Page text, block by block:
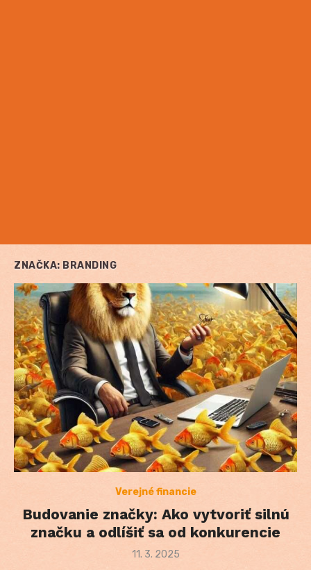
ZNAČKA: BRANDING
Verejné financie
Budovanie značky: Ako vytvoriť silnú
značku a odlíšiť sa od konkurencie
Posted
11. 3. 2025